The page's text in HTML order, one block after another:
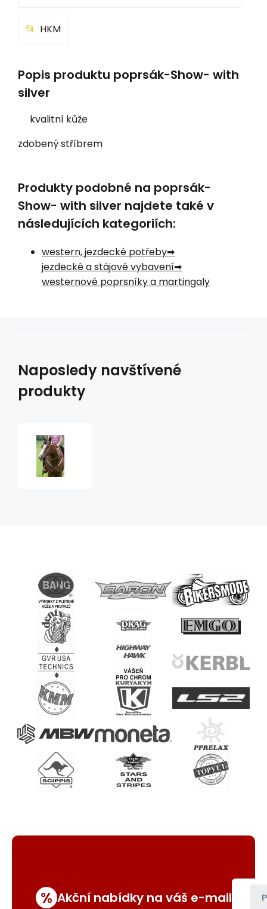
HKM
Popis produktu poprsák-Show- with
silver
kvalitní kůže
zdobený stříbrem
Produkty podobné na poprsák-
Show- with silver najdete také v
následujících kategoriích:
western, jezdecké potřeby
jezdecké a stájové vybavení
westernové poprsníky a martingaly
Naposledy navštívené
produkty
% Akční nabídky na váš e-mail